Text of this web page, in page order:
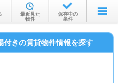
を探す
沿線・駅から
最近見た
物件
保存中の
条件
付きの賃貸物件情報を探す